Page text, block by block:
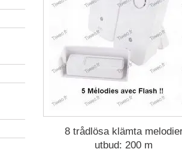
8 trådlösa klämta
utbud: 200 m